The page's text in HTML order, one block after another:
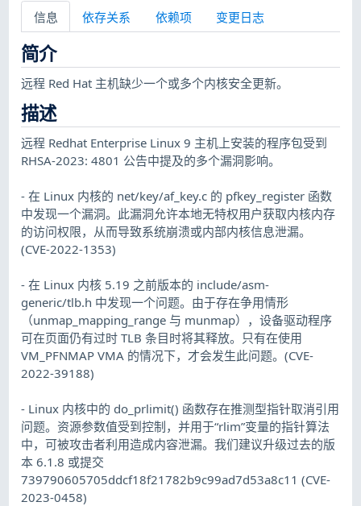
信息 依存关系 依赖项 变更日志
简介
远程 Red Hat 主机缺少一个或多个内核安全更新。
描述
远程 Redhat Enterprise Linux 9 主机上安装的程序包受到
RHSA-2023: 4801 公告中提及的多个漏洞影响。
- 在 Linux 内核的 net/key/af_key.c 的 pfkey_register 函数
中发现一个漏洞。此漏洞允许本地无特权用户获取内核内存
的访问权限，从而导致系统崩溃或内部内核信息泄漏。
(CVE-2022-1353)
- 在 Linux 内核 5.19 之前版本的 include/asm-
generic/tlb.h 中发现一个问题。由于存在争用情形
（unmap_mapping_range 与 munmap），设备驱动程序
可在页面仍有过时 TLB 条目时将其释放。只有在使用
VM_PFNMAP VMA 的情况下，才会发生此问题。(CVE-
2022-39188)
- Linux 内核中的 do_prlimit() 函数存在推测型指针取消引用
问题。资源参数值受到控制，并用于“rlim”变量的指针算法
中，可被攻击者利用造成内容泄漏。我们建议升级过去的版
本 6.1.8 或提交
739790605705ddcf18f21782b9c99ad7d53a8c11 (CVE-
2023-0458)